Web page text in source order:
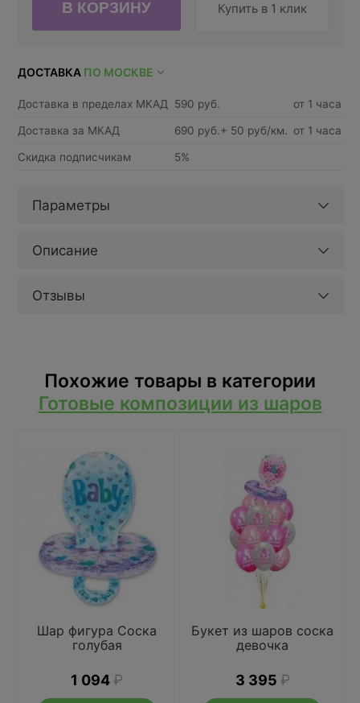
Купить в 1 клик
ДОСТАВКА ПО МОСКВЕ
Доставка в пределах МКАД 590 руб. от 1 часа
Доставка за МКАД 690 руб.+ 50 руб/км. от 1 часа
Скидка подписчикам 5%
Параметры
Описание
Отзывы
Похожие товары в категории
Готовые композиции из шаров
Шар фигура Соска
голубая
1 094 ₽
Букет из шаров соска
девочка
3 395 ₽